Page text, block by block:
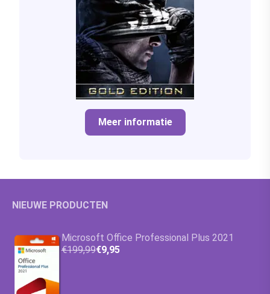
Meer informatie
NIEUWE PRODUCTEN
Microsoft Office Professional Plus 2021
€199,99€9,95